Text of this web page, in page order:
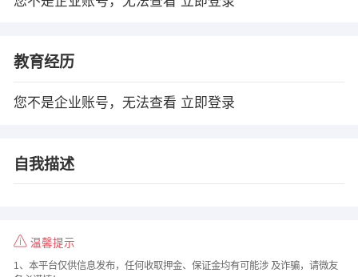
教育经历
您不是企业账号，无法查看 立即登录
自我描述
温馨提示
1、本平台仅供信息发布，任何收取押金、保证金均有可能涉 及诈骗，请微友